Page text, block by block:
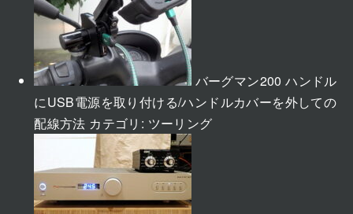
バーグマン200 ハンドル
にUSB電源を取り付ける/ハンドルカバーを外しての
配線方法 カテゴリ: ツーリング